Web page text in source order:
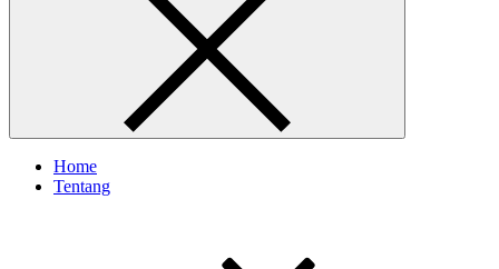
Home
Tentang